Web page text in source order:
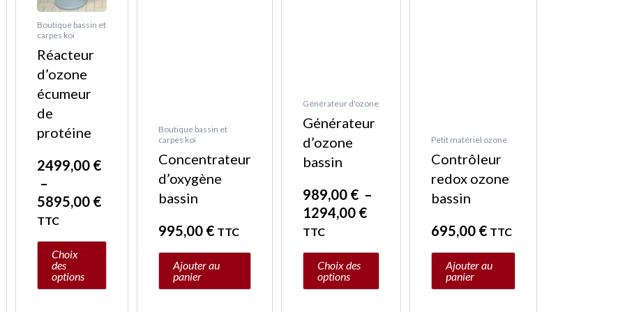
Boutique bassin et
carpes koï
Réacteur
d’ozone
écumeur
de
protéine
2499,00 €
–
5895,00 €
TTC
Choix
des
options
choisies
sur
Boutique bassin et
carpes koï
Concentrateur
d’oxygène
bassin
995,00 € TTC
Ajouter au
panier
Générateur d'ozone
Générateur
d’ozone
bassin
989,00 € –
1294,00 €
TTC
Choix des
options
produit
Petit matériel ozone
Contrôleur
redox ozone
bassin
695,00 € TTC
Ajouter au
panier